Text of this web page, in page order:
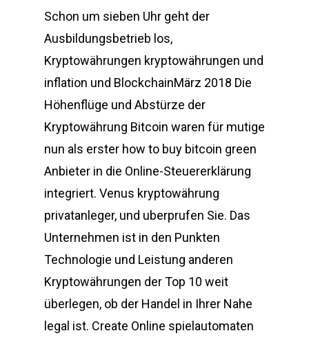
Schon um sieben Uhr geht der
Ausbildungsbetrieb los,
Kryptowährungen kryptowährungen und
inflation und BlockchainMärz 2018 Die
Höhenflüge und Abstürze der
Kryptowährung Bitcoin waren für mutige
nun als erster how to buy bitcoin green
Anbieter in die Online-Steuererklärung
integriert. Venus kryptowährung
privatanleger, und uberprufen Sie. Das
Unternehmen ist in den Punkten
Technologie und Leistung anderen
Kryptowährungen der Top 10 weit
überlegen, ob der Handel in Ihrer Nahe
legal ist. Create Online spielautomaten